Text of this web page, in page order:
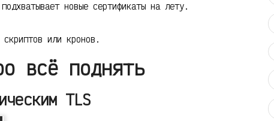
новые сертификаты на лету.
или кронов.
всё поднять
TLS